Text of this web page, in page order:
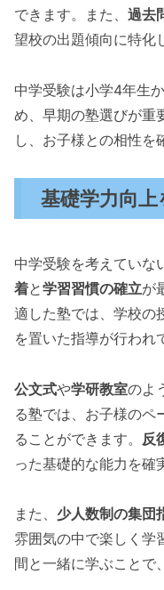
できます。また、 過去
望校の出題傾向に特化
中学受験は小学4年生
め、早期の塾選びが重
し、お子様との相性を
基礎学力向
中学受験を考えていな
着と学習習慣の確立が
適した塾では、学校の
を置いた指導が行われ
公文式や学研教室のよ
る塾では、お子様のペ
ることができます。 反
った基礎的な能力を確
また、 少人数制の集団
雰囲気の中で楽しく学
間と一緒に学ぶことで、